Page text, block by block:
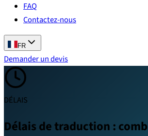
FAQ
Contactez-nous
FR
Demander un devis
DÉLAIS
Délais de traduction :